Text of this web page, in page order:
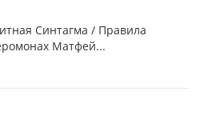
Синтагма / Правила
Матфей...